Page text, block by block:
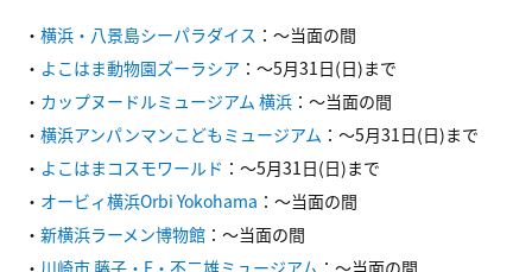
・ 横浜・八景島シーパラダイス ：～当面の間
・ よこはま動物園ズーラシア ：～5月31日(日)まで
・ カップヌードルミュージアム 横浜 ：～当面の間
・ 横浜アンパンマンこどもミュージアム ：～5月31日(日)まで
・ よこはまコスモワールド ：～5月31日(日)まで
・ オービィ横浜Orbi Yokohama ：～当面の間
・ 新横浜ラーメン博物館 ：～当面の間